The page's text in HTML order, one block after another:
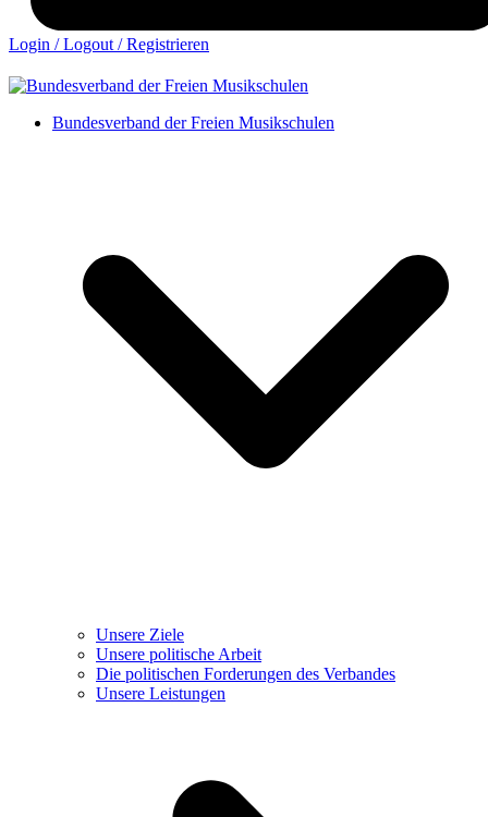
Login / Logout / Registrieren
Bundesverband der Freien Musikschulen
Unsere Ziele
Unsere politische Arbeit
Die politischen Forderungen des Verbandes
Unsere Leistungen